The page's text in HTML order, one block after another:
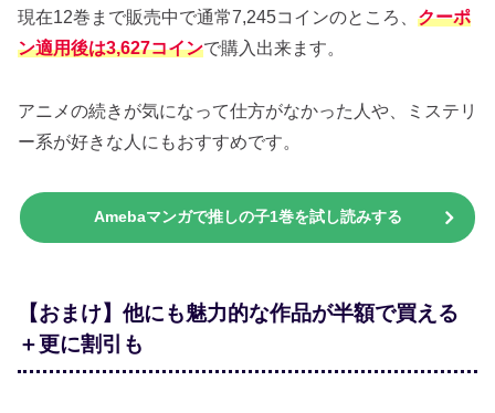
現在12巻まで販売中で通常7,245コインのところ、 クーポ
ン適用後は3,627コインで購入出来ます。
アニメの続きが気になって仕方がなかった人や、ミステリ
ー系が好きな人にもおすすめです。
Amebaマンガで推しの子1巻を試し読みする
【おまけ】他にも魅力的な作品が半額で買える
＋更に割引も